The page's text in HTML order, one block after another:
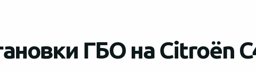
ГБО на Citroën